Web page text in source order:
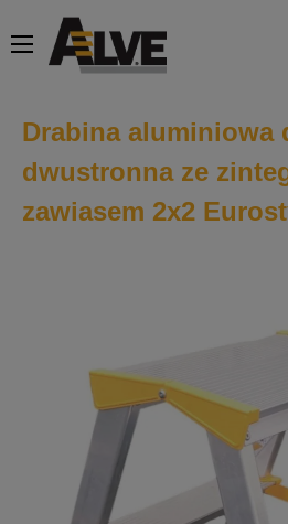
Toggle
navigation
☰
Drabina aluminiowa
dwustronna ze
zawiasem 2x2